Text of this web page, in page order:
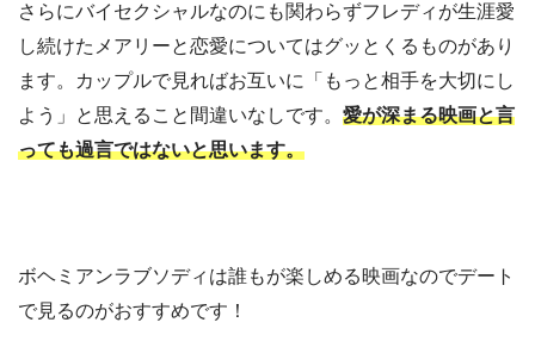
さらにバイセクシャルなのにも関わらずフレディが生涯愛
し続けたメアリーと恋愛についてはグッとくるものがあり
ます。カップルで見ればお互いに「もっと相手を大切にし
よう」と思えること間違いなしです。 愛が深まる映画と言
っても過言ではないと思います。
ボヘミアンラブソディは誰もが楽しめる映画なのでデート
で見るのがおすすめです！